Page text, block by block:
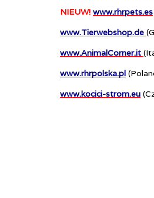
NIEUW! www.rhrpets.es
www.Tierwebshop.de
www.AnimalCorner.it
www.rhrpolska.pl
www.kocici-strom.eu